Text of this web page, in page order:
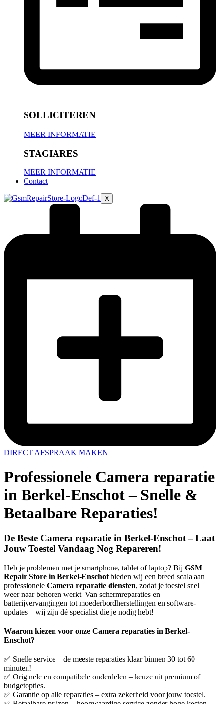
SOLLICITEREN
MEER INFORMATIE
STAGIARES
MEER INFORMATIE
Contact
X
DIRECT AFSPRAAK MAKEN
Professionele Camera reparatie
in Berkel-Enschot – Snelle &
Betaalbare Reparaties!
De Beste Camera reparatie in Berkel-Enschot – Laat
Jouw Toestel Vandaag Nog Repareren!
Heb je problemen met je smartphone, tablet of laptop? Bij GSM
Repair Store in Berkel-Enschot bieden wij een breed scala aan
professionele Camera reparatie diensten, zodat je toestel snel
weer naar behoren werkt. Van schermreparaties en
batterijvervangingen tot moederbordherstellingen en software-
updates – wij zijn dé specialist die je nodig hebt!
Waarom kiezen voor onze Camera reparaties in Berkel-
Enschot?
✅ Snelle service – de meeste reparaties klaar binnen 30 tot 60
minuten!
✅ Originele en compatibele onderdelen – keuze uit premium of
budgetopties.
✅ Garantie op alle reparaties – extra zekerheid voor jouw toestel.